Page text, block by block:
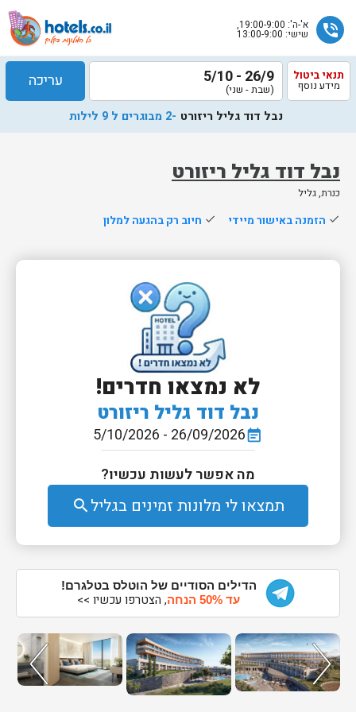
phone_in_talk א'-ה': 19:00-9:00,
שישי: 13:00-9:00
נבל דוד גליל ריזורט
כנרת, גליל
תנאי ביטול
מידע נוסף 26/9 - 5/10
(שבת - שני) עריכה
נבל דוד גליל ריזורט -2 מבוגרים ל 9 לילות
done הזמנה באישור מיידי done חיוב רק בהגעה למלון
לא נמצאו חדרים!
נבל דוד גליל ריזורט
event_note
26/09/2026 - 5/10/2026
מה אפשר לעשות עכשיו?
תמצאו לי מלונות זמינים בגליל search
הדילים הסודיים של הוטלס בטלגרם!
עד 50% הנחה
, הצטרפו עכשיו >>
שלח